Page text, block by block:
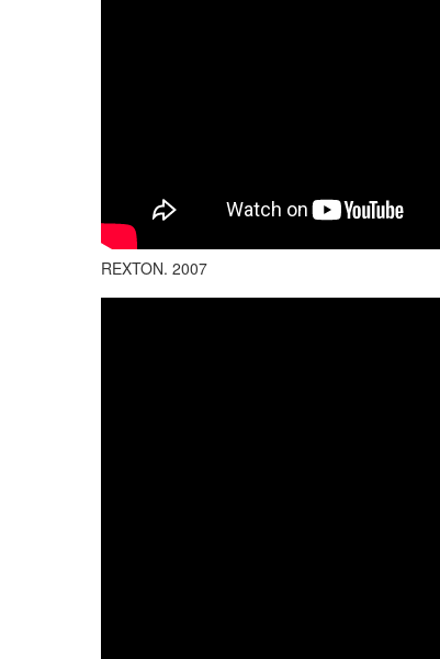
REXTON. 2007